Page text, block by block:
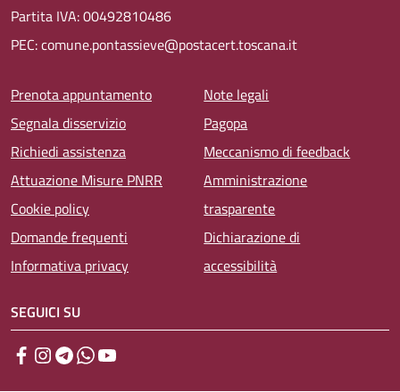
Partita IVA: 00492810486
PEC: comune.pontassieve@postacert.toscana.it
Menu piè di pagina
Prenota appuntamento
Segnala disservizio
Richiedi assistenza
Attuazione Misure PNRR
Cookie policy
Domande frequenti
Informativa privacy
Note legali
Pagopa
Meccanismo di feedback
Amministrazione
trasparente
Dichiarazione di
accessibilità
SEGUICI SU
Facebook
Instagram
TelegramWhatsApp